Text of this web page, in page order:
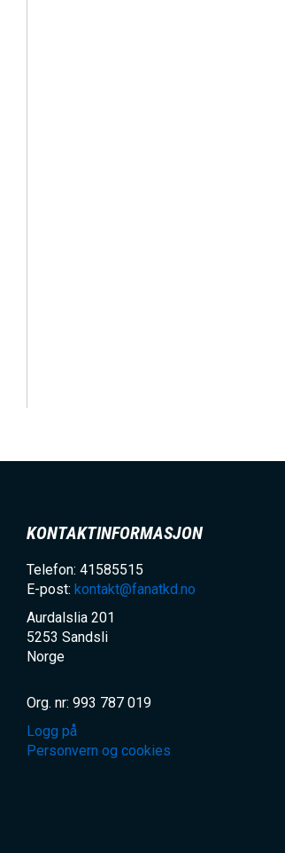
KONTAKTINFORMASJON
Telefon: 41585515
E-post: kontakt@fanatkd.no
Aurdalslia 201
5253 Sandsli
Norge
Org. nr: 993 787 019
Logg på
Personvern og cookies